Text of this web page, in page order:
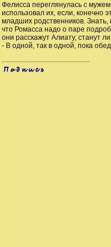
Фелисса переглянулась с
использовал их, если, конечно
младших родственников.
что Ромасса надо о паре
они расскажут Алиату, станут
- В одной, так в одной, пока
.